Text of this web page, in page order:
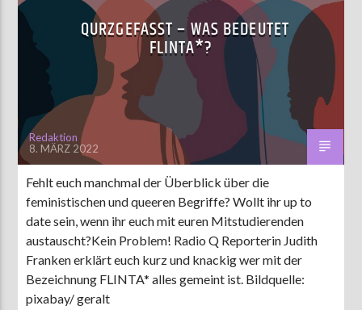
QURZ GEFASST
QURZGEFASST – WAS BEDEUTET
FLINTA*?
Redaktion
8. MÄRZ 2022
Fehlt euch manchmal der Überblick über die
feministischen und queeren Begriffe? Wollt ihr up to
date sein, wenn ihr euch mit euren Mitstudierenden
austauscht?Kein Problem! Radio Q Reporterin Judith
Franken erklärt euch kurz und knackig wer mit der
Bezeichnung FLINTA* alles gemeint ist. Bildquelle:
pixabay/ geralt